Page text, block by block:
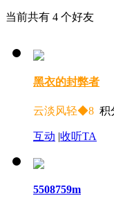
当前共有 4 个好友
黑衣的封弊者
云淡风轻◆8 积
互动 |收听TA
5508759m